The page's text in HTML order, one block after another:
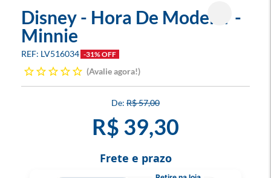
Disney - Hora De Modelar -
Minnie
LV516034 -31% OFF
Avalie agora!
R$ 57,00
R$ 39,30
Frete e prazo